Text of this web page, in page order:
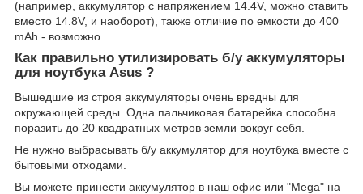
(например, аккумулятор с напряжением 14.4V, можно ставить
вместо 14.8V, и наоборот), также отличие по емкости до 400
mAh - возможно.
Как правильно утилизировать б/у аккумуляторы
для ноутбука Asus ?
Вышедшие из строя аккумуляторы очень вредны для
окружающей среды. Одна пальчиковая батарейка способна
поразить до 20 квадратных метров земли вокруг себя.
Не нужно выбрасывать б/у аккумулятор для ноутбука вместе с
бытовыми отходами.
Вы можете принести аккумулятор в наш офис или "Mega" на